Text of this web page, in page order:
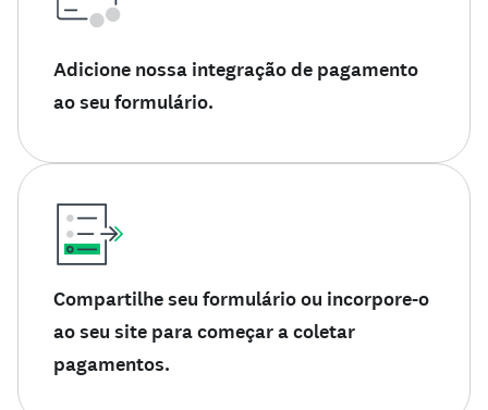
Adicione nossa integração de pagamento
ao seu formulário.
Compartilhe seu formulário ou incorpore-o
ao seu site para começar a coletar
pagamentos.